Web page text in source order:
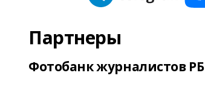
Партнеры
Фотобанк журналистов РБ